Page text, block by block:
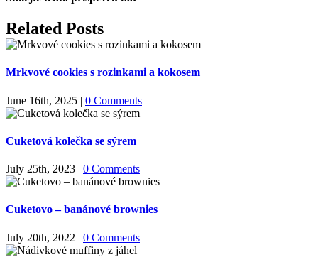
Facebook
X
LinkedIn
WhatsApp
Pinterest
Email
Related Posts
Mrkvové cookies s rozinkami a kokosem
June 16th, 2025 | 0 Comments
Cuketová kolečka se sýrem
July 25th, 2023 | 0 Comments
Cuketovo – banánové brownies
July 20th, 2022 | 0 Comments